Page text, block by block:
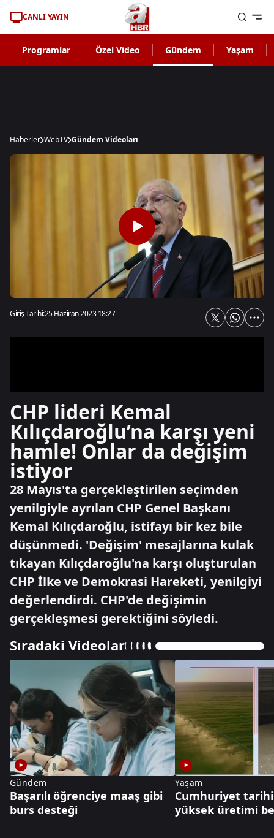
CANLI YAYIN
Programlar Özel Video Gündem Yaşam
Haberler WebTV Gündem Videoları
Giriş Tarihi:25 Haziran 2023 18:27
CHP lideri Kemal
Kılıçdaroğlu’na karşı yeni
hamle! Onlar da değişim
istiyor
28 Mayıs'ta gerçekleştirilen seçimden
yenilgiyle ayrılan CHP Genel Başkanı
Kemal Kılıçdaroğlu, istifayı bir kez bile
düşünmedi. 'Değişim' mesajlarına kulak
tıkayan Kılıçdaroğlu'na karşı oluşturulan
CHP İlke ve Demokrasi Hareketi, yenilgiyi
değerlendirdi. CHP'de değişimin
gerçekleşmesi gerektiğini söyledi.
Sıradaki Videolar
Gündem
Başarılı öğrenciye maaş gibi
burs desteği
Yaşam
Cumhuriyet
yüksek üretimi